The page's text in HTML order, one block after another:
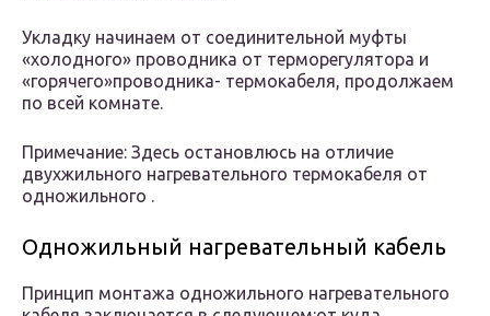
Укладку начинаем от соединительной муфты
«холодного» проводника от терморегулятора и
«горячего»проводника- термокабеля, продолжаем
по всей комнате.
Примечание: Здесь остановлюсь на отличие
двухжильного нагревательного термокабеля от
одножильного .
Одножильный нагревательный кабель
Принцип монтажа одножильного нагревательного